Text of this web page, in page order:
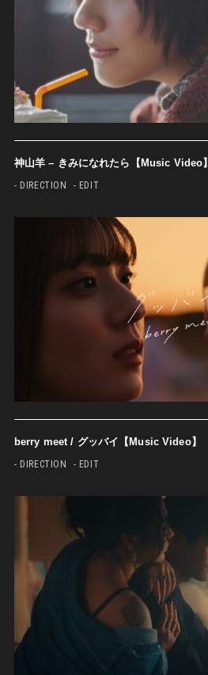
神山羊 – きみになれたら【Music Video】
- DIRECTION - EDIT
berry meet / グッバイ【Music Video】
- DIRECTION - EDIT